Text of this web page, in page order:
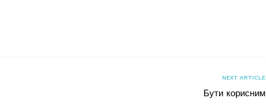
NEXT ARTICLE
Бути корисним